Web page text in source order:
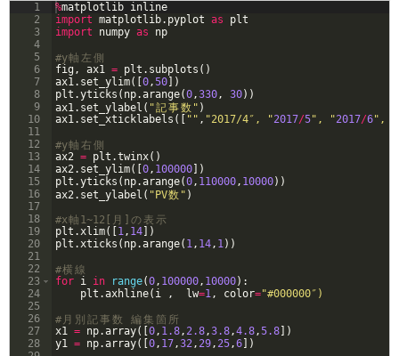
1
2
3
4
5
6
7
8
9
10
11
12
13
14
15
16
17
18
19
20
21
22
23
24
25
26
27
28
%matplotlib inline
import matplotlib. pyplot as
plt
import
numpy as np
#y軸 左 側
fig , ax1 = plt . subplots ( )
ax1. set_ylim([ 0,50 ])
plt .yticks ( np.arange(0,330, 30))
ax1. set_ylabel ( "記事数 " )
ax1. set_xticklabels ([ "" , "2017/4″, "2017/5", "2017/6", "
#y軸 右 側
ax2 = plt .twinx( )
ax2. set_ylim([ 0, 100000 ])
plt .yticks ( np.arange(0, 110000, 10000))
ax2. set_ylabel ( "PV数 " )
#x軸 1~12[ 月 の表 示
plt .xlim([ 1, 14 ])
plt .xticks ( np.arange( 1, 14, 1))
#横 線
for i in range(0, 100000, 10000) :
plt .axhline( i , lw=1, color="#000000″)
# 月 別 記事 数 編集 箇 所
x1 = np.array([ 0, 1.8,2.8,3.8,4.8,5.8 ])
y1 = np.array([ 0, 17,32,29,25,6 ])